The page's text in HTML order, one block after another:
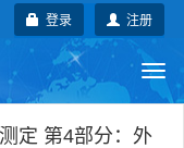
注册
登录
地方标准
定 第4部分：外